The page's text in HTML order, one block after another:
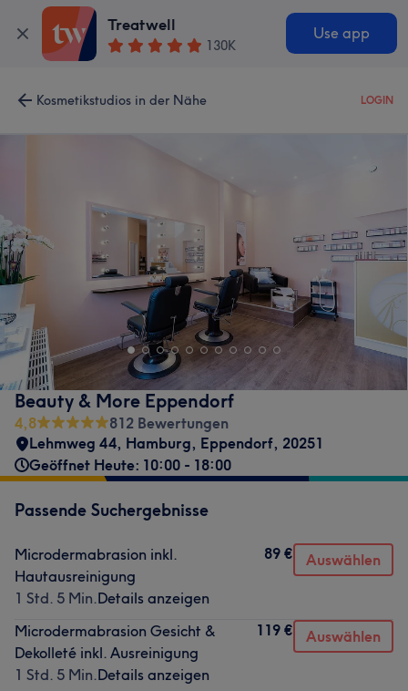
Treatwell
130K
Use app
Kosmetikstudios in der Nähe LOGIN
Beauty & More Eppendorf
4,8
812 Bewertungen
Lehmweg 44, Hamburg, Eppendorf, 20251
Geöffnet Heute: 10:00 - 18:00
Passende Suchergebnisse
Microdermabrasion inkl.
Hautausreinigung
1 Std. 5 Min.Details anzeigen
89 € Auswählen
Microdermabrasion Gesicht &
Dekolleté inkl. Ausreinigung
1 Std. 5 Min.Details anzeigen
119 € Auswählen